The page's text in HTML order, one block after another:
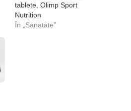
tablete, Olimp Sport
Nutrition
În „Sanatate”